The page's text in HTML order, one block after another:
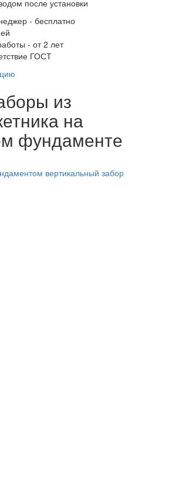
после установки
- бесплатно
- от 2 лет
ГОСТ
из
на
фундаменте
вертикальный забор